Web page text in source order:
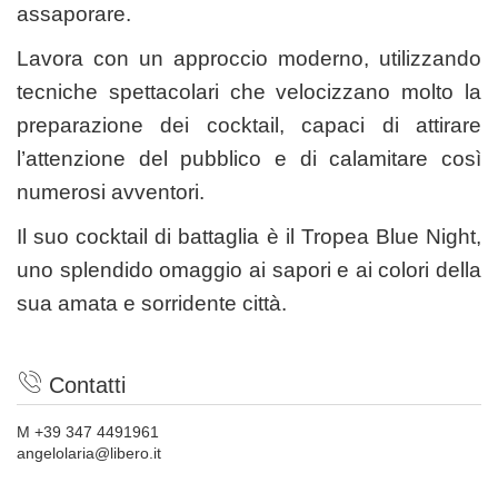
assaporare.
Lavora con un approccio moderno, utilizzando
tecniche spettacolari che velocizzano molto la
preparazione dei cocktail, capaci di attirare
l’attenzione del pubblico e di calamitare così
numerosi avventori.
Il suo cocktail di battaglia è il Tropea Blue Night,
uno splendido omaggio ai sapori e ai colori della
sua amata e sorridente città.
Contatti
M +39 347 4491961
angelolaria@libero.it